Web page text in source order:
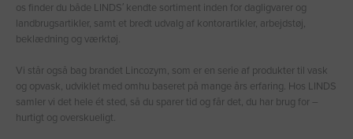
os finder du både LINDS′ kendte sortiment inden for dagligvarer og
landbrugsartikler, samt et bredt udvalg af kontorartikler, arbejdstøj,
beklædning og værktøj.
Vi står også bag brandet Lincozym, som er en serie af produkter til vask
og opvask, udviklet med omhu baseret på mange års erfaring. Hos LINDS
samler vi det hele ét sted, så du sparer tid og får det, du har brug for –
hurtigt og overskueligt.